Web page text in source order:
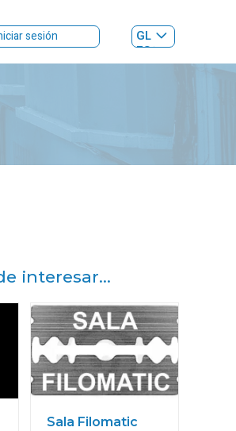
sesión
GL
ES|
interesar...
Sala Filomatic